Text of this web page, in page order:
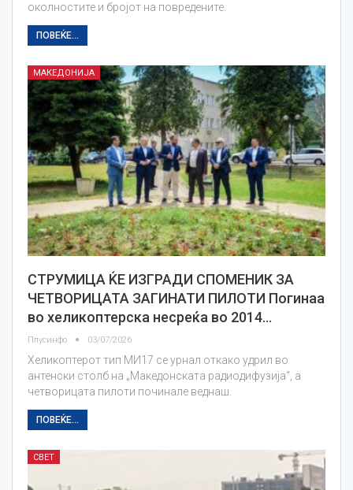
околностите и бројот на повредените.
ПОВЕЌЕ...
МАКЕДОНИЈА
СТРУМИЦА ЌЕ ИЗГРАДИ СПОМЕНИК ЗА
ЧЕТВОРИЦАТА ЗАГИНАТИ ПИЛОТИ Погинаа
во хеликоптерска несреќа во 2014…
Плусинфо 03/07/2026
Хеликоптерот тип МИ17 се урнал откако удрил во
антенски столб на „Македонската радиодифузија“, а
четворицата пилоти починале веднаш.
ПОВЕЌЕ...
СВЕТ